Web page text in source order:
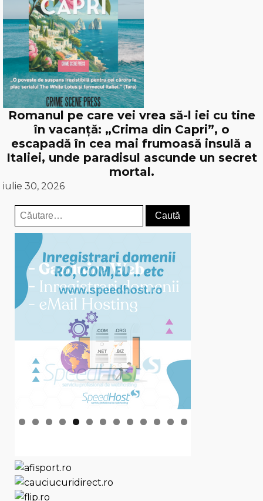
Romanul pe care vei vrea să-l iei cu tine
în vacanță: „Crima din Capri”, o
escapadă în cea mai frumoasă insulă a
Italiei, unde paradisul ascunde un secret
mortal.
iulie 30, 2026
Caută
după: